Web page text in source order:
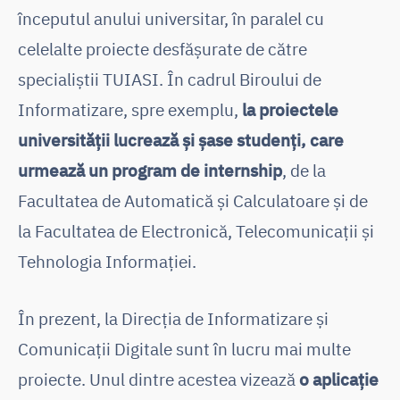
începutul anului universitar, în paralel cu
celelalte proiecte desfășurate de către
specialiștii TUIASI. În cadrul Biroului de
Informatizare, spre exemplu, la proiectele
universității lucrează și șase studenți, care
urmează un program de internship, de la
Facultatea de Automatică și Calculatoare și de
la Facultatea de Electronică, Telecomunicații și
Tehnologia Informației.
În prezent, la Direcția de Informatizare și
Comunicații Digitale sunt în lucru mai multe
proiecte. Unul dintre acestea vizeazăo aplicație